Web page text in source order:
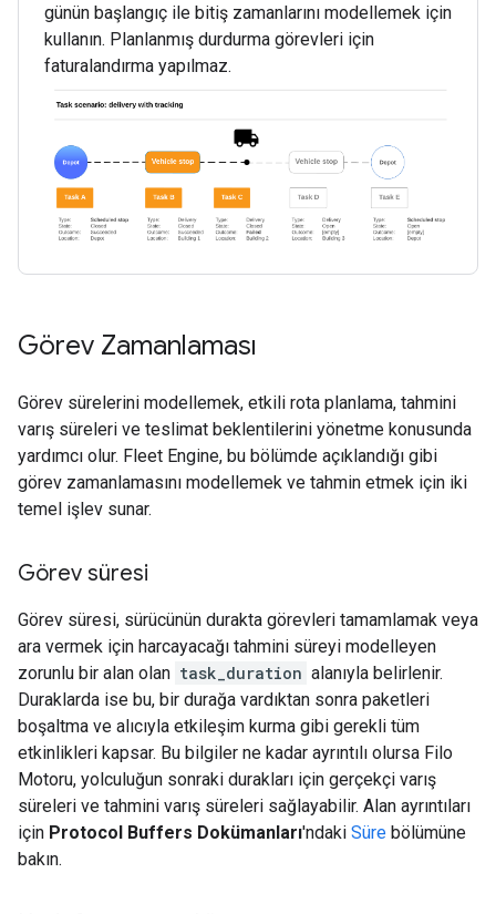
günün başlangıç ile bitiş zamanlarını modellemek için
kullanın. Planlanmış durdurma görevleri için
faturalandırma yapılmaz.
Görev Zamanlaması
Görev sürelerini modellemek, etkili rota planlama, tahmini
varış süreleri ve teslimat beklentilerini yönetme konusunda
yardımcı olur. Fleet Engine, bu bölümde açıklandığı gibi
görev zamanlamasını modellemek ve tahmin etmek için iki
temel işlev sunar.
Görev süresi
Görev süresi, sürücünün durakta görevleri tamamlamak veya
ara vermek için harcayacağı tahmini süreyi modelleyen
zorunlu bir alan olan task_duration alanıyla belirlenir.
Duraklarda ise bu, bir durağa vardıktan sonra paketleri
boşaltma ve alıcıyla etkileşim kurma gibi gerekli tüm
etkinlikleri kapsar. Bu bilgiler ne kadar ayrıntılı olursa Filo
Motoru, yolculuğun sonraki durakları için gerçekçi varış
süreleri ve tahmini varış süreleri sağlayabilir. Alan ayrıntıları
için Protocol Buffers Dokümanları'ndaki Süre bölümüne
bakın.